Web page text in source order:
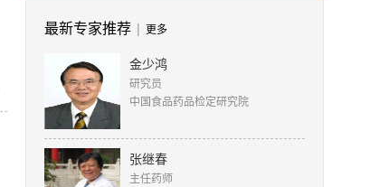
最新专家推荐 | 更多
金少鸿
研究员
中国食品药品检定研究院
张继春
主任药师